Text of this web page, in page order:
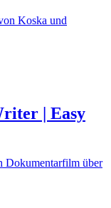
Koska und
| Easy
über